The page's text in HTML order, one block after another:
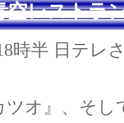
ストラ
時半 日テ
ツオ』、そ